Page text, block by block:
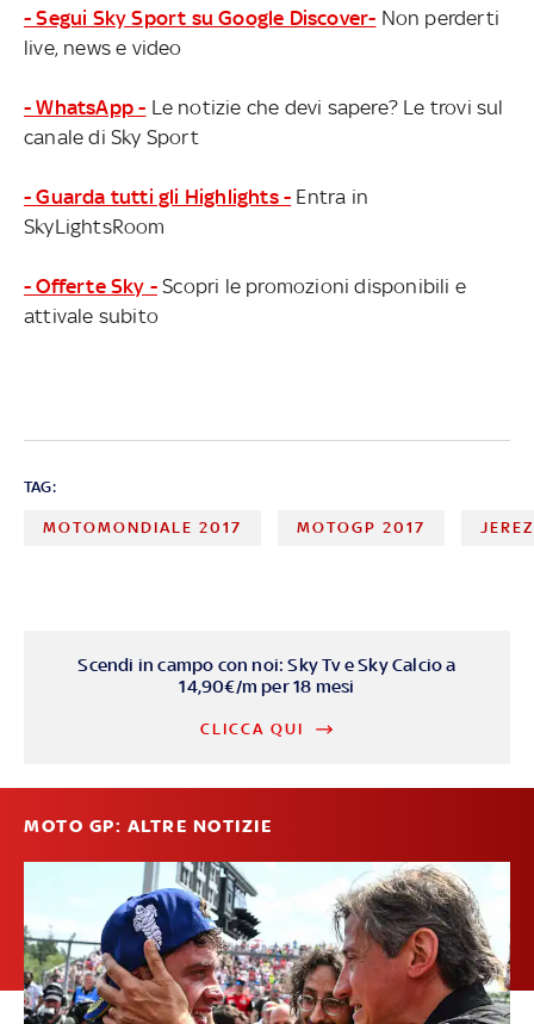
- Segui Sky Sport su Google Discover- Non perderti
live, news e video
- WhatsApp - Le notizie che devi sapere? Le trovi sul
canale di Sky Sport
- Guarda tutti gli Highlights - Entra in
SkyLightsRoom
- Offerte Sky - Scopri le promozioni disponibili e
attivale subito
TAG:
MOTOMONDIALE 2017 MOTOGP 2017 JEREZ
Scendi in campo con noi: Sky Tv e Sky Calcio a
14,90€/m per 18 mesi
CLICCA QUI
MOTO GP: ALTRE NOTIZIE